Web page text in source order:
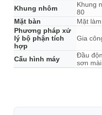
Khung nhôm
Khung
80
Mặt bàn
Mặt
Phương pháp xử
lý bộ phận tích
hợp
Gia
Cấu hình máy
Đầu
sơn